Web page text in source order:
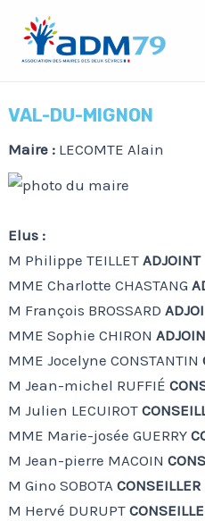
contenu
VAL-DU-MIGNON
Maire : LECOMTE Alain
Elus :
M Philippe TEILLETADJOINT
MME Charlotte CHASTANG
M François BROSSARD
MME Sophie CHIRON
MME Jocelyne CONSTANTIN
M Jean-michel RUFFIÉ
M Julien LECUIROT
MME Marie-josée GUERRY
M Jean-pierre MACOIN
M Gino SOBOTACONSEILLER
M Hervé DURUPT